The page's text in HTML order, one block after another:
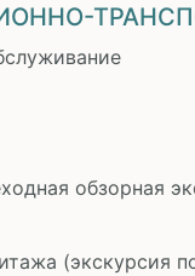
обзорная
(экскурсия